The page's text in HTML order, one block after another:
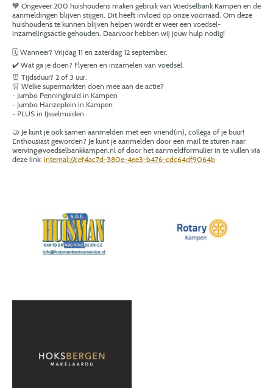
🧡 Ongeveer 200 huishoudens maken gebruik van Voedselbank Kampen en de
aanmeldingen blijven stijgen. Dit heeft invloed op onze voorraad. Om deze
huishoudens te kunnen blijven helpen wordt er weer een voedsel-
inzamelingsactie gehouden. Daarvoor hebben wij jouw hulp nodig!
🗓️ Wanneer? Vrijdag 11 en zaterdag 12 september.
✔️ Wat ga je doen? Flyeren en inzamelen van voedsel.
⏰️ Tijdsduur? 2 of 3 uur.
🛒 Welke supermarkten doen mee aan de actie?
- Jumbo Penningkruid in Kampen
- Jumbo Hanzeplein in Kampen
- PLUS in IJsselmuiden
🤝 Je kunt je ook samen aanmelden met een vriend(in), collega of je buur!
Enthousiast geworden? Je kunt je aanmelden door een mail te sturen naar
werving@voedselbankkampen.nl of door het aanmeldformulier in te vullen via
deze link: internal://cef4ac7d-380e-4ee3-b476-cdc64df9064b